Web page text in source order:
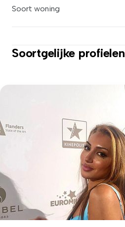
Soort woning
Soortgelijke profielen